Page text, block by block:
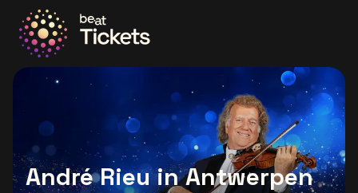
Ga naar de homepage
André Rieu in Antwerpen